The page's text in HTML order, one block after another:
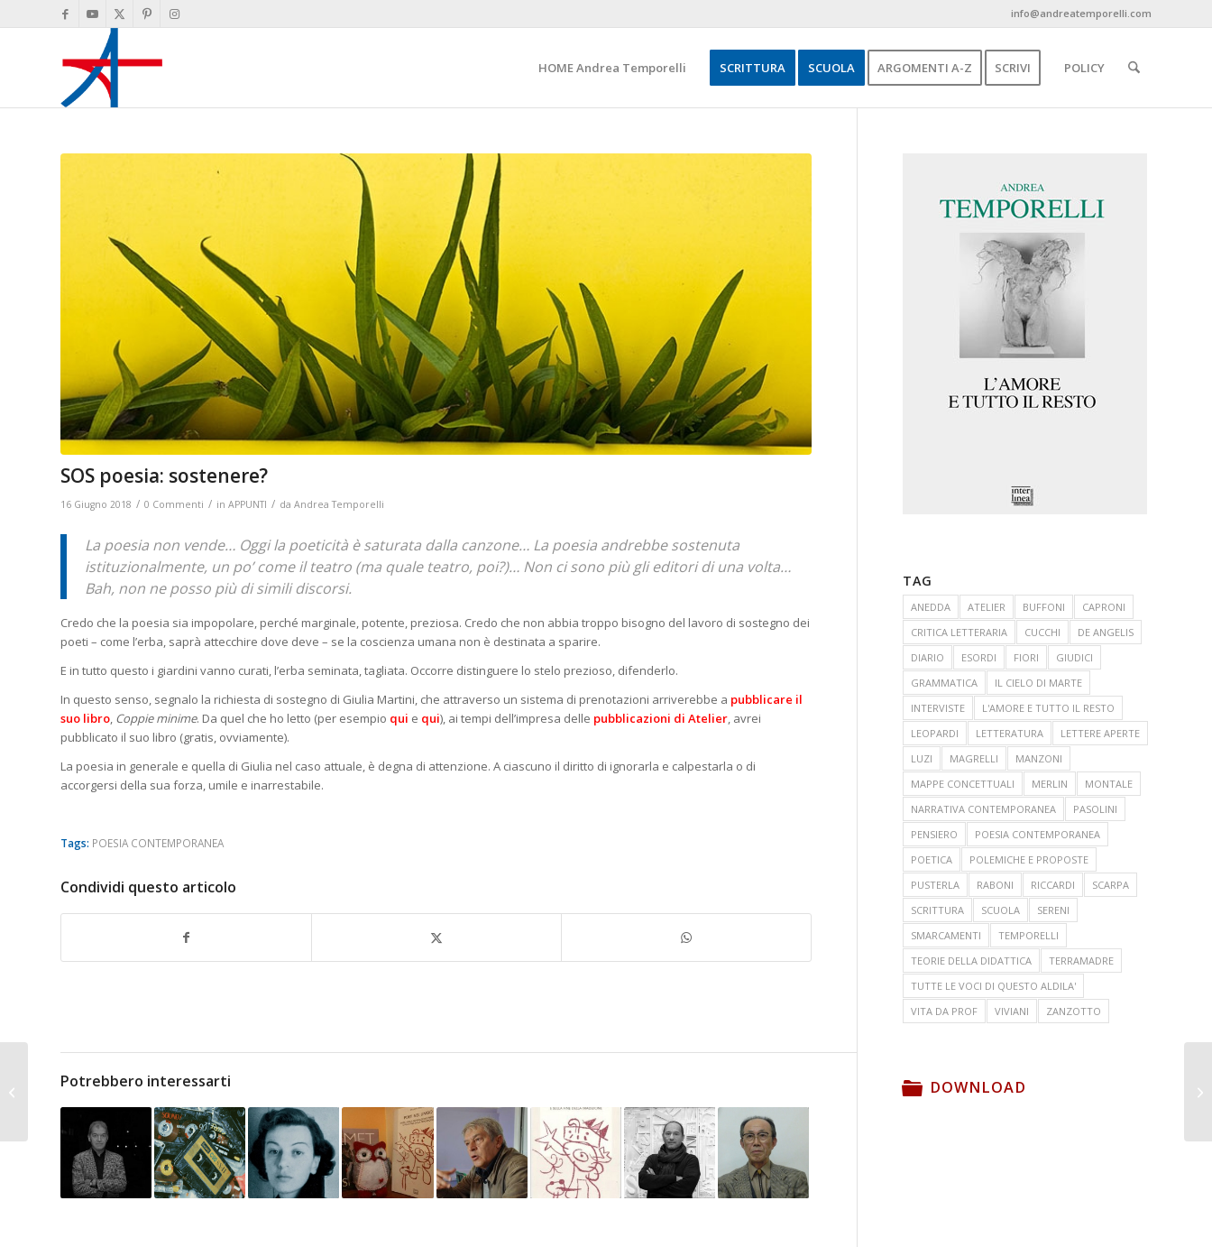
info@andreatemporelli.com
HOME Andrea Temporelli SCRITTURA SCUOLA ARGOMENTI A-Z SCRIVI POLICY
SOS poesia: sostenere?
16 Giugno 2018 / 0 Commenti / in APPUNTI / da Andrea Temporelli
La poesia non vende… Oggi la poeticità è saturata dalla canzone… La poesia andrebbe sostenuta
istituzionalmente, un po’ come il teatro (ma quale teatro, poi?)… Non ci sono più gli editori di una volta…
Bah, non ne posso più di simili discorsi.
Credo che la poesia sia impopolare, perché marginale, potente, preziosa. Credo che non abbia troppo bisogno del lavoro di sostegno dei
poeti – come l’erba, saprà attecchire dove deve – se la coscienza umana non è destinata a sparire.
E in tutto questo i giardini vanno curati, l’erba seminata, tagliata. Occorre distinguere lo stelo prezioso, difenderlo.
In questo senso, segnalo la richiesta di sostegno di Giulia Martini, che attraverso un sistema di prenotazioni arriverebbe a pubblicare il
suo libro, Coppie minime. Da quel che ho letto (per esempio qui e qui), ai tempi dell’impresa delle pubblicazioni di Atelier, avrei
pubblicato il suo libro (gratis, ovviamente).
La poesia in generale e quella di Giulia nel caso attuale, è degna di attenzione. A ciascuno il diritto di ignorarla e calpestarla o di
accorgersi della sua forza, umile e inarrestabile.
Tags: POESIA CONTEMPORANEA
Condividi questo articolo
Potrebbero interessarti
TAG
ANEDDA ATELIER BUFFONI
CAPRONI
CRITICA LETTERARIA
CUCCHI
DE ANGELIS
DIARIO
ESORDI FIORI
GIUDICI
GRAMMATICA
IL CIELO DI MARTE
INTERVISTE
L'AMORE E TUTTO IL RESTO
LEOPARDI
LETTERATURA
LETTERE APERTE
LUZI
MAGRELLI
MANZONI
MAPPE CONCETTUALI
MERLIN
MONTALE
NARRATIVA CONTEMPORANEA
PASOLINI
PENSIERO
POESIA CONTEMPORANEA
POETICA
POLEMICHE E PROPOSTE
PUSTERLA
RABONI RICCARDI
SCARPA
SCRITTURA
SCUOLA
SERENI
SMARCAMENTI
TEMPORELLI
TEORIE DELLA DIDATTICA
TERRAMADRE
TUTTE LE VOCI DI QUESTO ALDILA'
VITA DA PROF
VIVIANI ZANZOTTO
DOWNLOAD
Narrativa d’oggidì: